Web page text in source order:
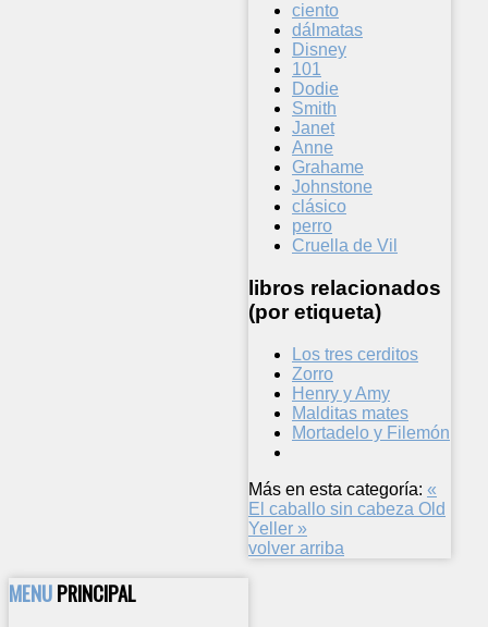
ciento
dálmatas
Disney
101
Dodie
Smith
Janet
Anne
Grahame
Johnstone
clásico
perro
Cruella de Vil
libros relacionados
(por etiqueta)
Los tres cerditos
Zorro
Henry y Amy
Malditas mates
Mortadelo y Filemón
Más en esta categoría: «
El caballo sin cabeza Old
Yeller »
volver arriba
MENUPRINCIPAL